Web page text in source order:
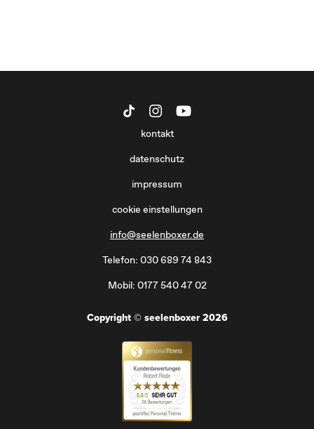
Copyright © seelenboxer 2026
kontakt
datenschutz
impressum
cookie einstellungen
info@seelenboxer.de
Telefon: 030 689 74 843
Mobil: 0177 540 47 02